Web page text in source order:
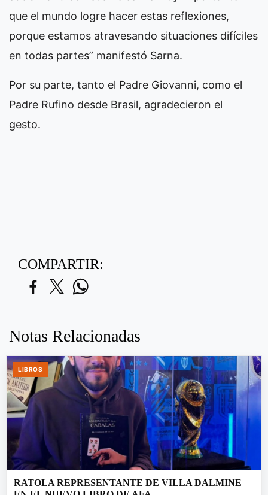
que el mundo logre hacer estas reflexiones,
porque estamos atravesando situaciones difíciles
en todas partes” manifestó Sarna.
Por su parte, tanto el Padre Giovanni, como el
Padre Rufino desde Brasil, agradecieron el
gesto.
COMPARTIR:
Notas Relacionadas
LIBROS
RATOLA REPRESENTANTE DE VILLA DALMINE